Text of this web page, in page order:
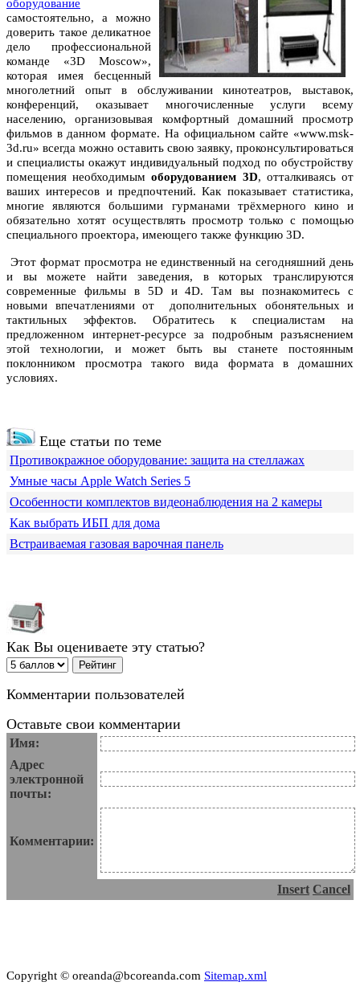
оборудование
самостоятельно, а можно
доверить такое деликатное
дело профессиональной
команде «3D Moscow»,
которая имея бесценный
многолетний опыт в обслуживании кинотеатров, выставок,
конференций, оказывает многочисленные услуги всему
населению, организовывая комфортный домашний просмотр
фильмов в данном формате. На официальном сайте «www.msk-
3d.ru» всегда можно оставить свою заявку, проконсультироваться
и специалисты окажут индивидуальный подход по обустройству
помещения необходимымоборудованием 3D, отталкиваясь от
ваших интересов и предпочтений. Как показывает статистика,
многие являются большими гурманами трёхмерного кино и
обязательно хотят осуществлять просмотр только с помощью
специального проектора, имеющего также функцию 3D.
Этот формат просмотра не единственный на сегодняшний день
и вы можете найти заведения, в которых транслируются
современные фильмы в 5D и 4D. Там вы познакомитесь с
новыми впечатлениями от дополнительных обонятельных и
тактильных эффектов. Обратитесь к специалистам на
предложенном интернет-ресурсе за подробным разъяснением
этой технологии, и может быть вы станете постоянным
поклонником просмотра такого вида формата в домашних
условиях.
Еще статьи по теме
Противокражное оборудование: защита на стеллажах
Умные часы Apple Watch Series 5
Особенности комплектов видеонаблюдения на 2 камеры
Как выбрать ИБП для дома
Встраиваемая газовая варочная панель
Как Вы оцениваете эту статью?
Комментарии пользователей
Оставьте свои комментарии
Имя:
Адрес
электронной
почты:
Комментарии:
Insert Cancel
Copyright © oreanda@bcoreanda.com Sitemap.xml